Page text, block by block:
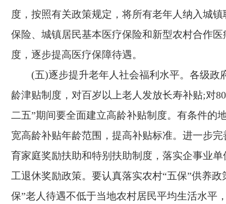
度，按照有关政策规定，将所有老年人纳入城
保险、城镇居民基本医疗保险和新型农村合作医
度，逐步提高医疗保障待遇。
(五)逐步提升老年人社会福利水平。 各级政
龄津贴制度，对百岁以上老人发放长寿补贴;对80
二五”期间要全面建立高龄补贴制度。有条件的
宽高龄补贴年龄范围，提高补贴标准。进一步
育家庭奖励扶助和特别扶助制度，落实企事业
工退休奖励政策。要认真落实农村“五保”供养政
保”老人待遇不低于当地农村居民平均生活水平